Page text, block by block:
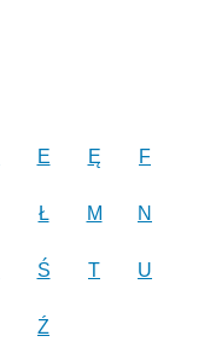
E Ę F
Ł M N
Ś T U
Ź